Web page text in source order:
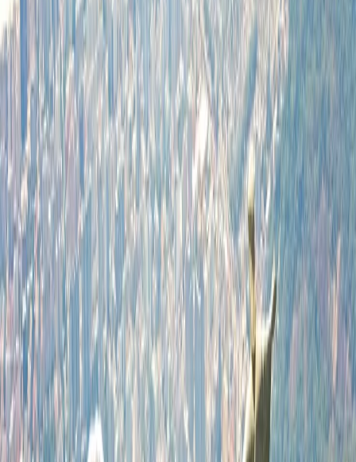
¿Los billetes de avión son totalmente reembolsables?
¿Los billetes de avión son totalmente reembolsables?
¿Cuáles son las políticas del reembolso de las líneas aéreas?
4
¿Cómo puedo solicitar el reembolso desde las líneas aéreas?
¿Puedo solicitar el reembolso a través de modo online?
6
¿Puedo solicitar el reembolso por visitar la oficina?
Home / Blogs de viajes
¿Los billetes de avión son totalmente
reembolsables?
¿Los billetes de avión son totalmente
reembolsables?
29 Jul, 2024 By : Travomint
Tabla de contenido
Consejos de viaje Solicitar Llamada Reservar Vuelo
¿Los billetes de avión son totalmente
reembolsables?